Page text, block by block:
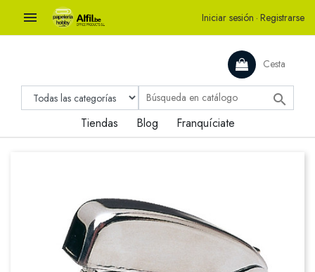
 Iniciar sesión · Registrarse
Cesta

Tiendas Blog Franquíciate